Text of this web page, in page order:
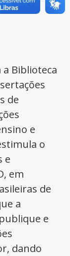
Biblioteca
de
e
o
e
em
de
a
e
dando